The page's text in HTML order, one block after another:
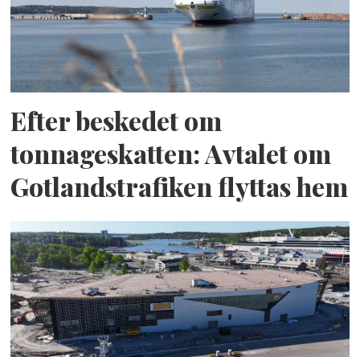
Efter beskedet om
tonnageskatten: Avtalet om
Gotlandstrafiken flyttas hem